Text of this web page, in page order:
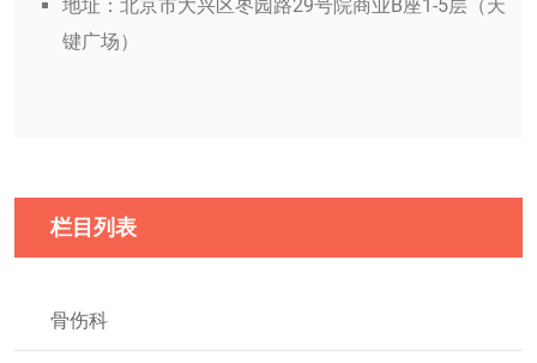
地址：北京市大兴区枣园路29号院商业B座1-5层（天
键广场）
栏目列表
骨伤科